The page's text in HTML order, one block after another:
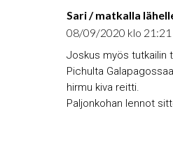
Sari / matkalla
08/09/2020 klo 21:21
Joskus myös tutkailin
Pichulta
hirmu kiva reitti.
Paljonkohan lennot